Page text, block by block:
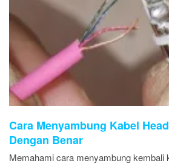
Cara Menyambung Kabel
Dengan Benar
Memahami cara menyambung kembali